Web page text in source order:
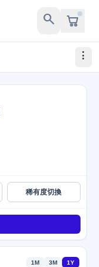
search
more_vert
稀有度切換
1M 3M 1Y